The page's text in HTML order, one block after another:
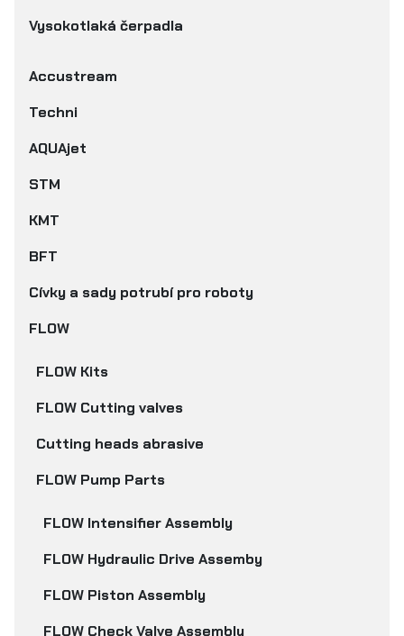
Vysokotlaká čerpadla
Accustream
Techni
AQUAjet
STM
KMT
BFT
Cívky a sady potrubí pro roboty
FLOW
FLOW Kits
FLOW Cutting valves
Cutting heads abrasive
FLOW Pump Parts
FLOW Intensifier Assembly
FLOW Hydraulic Drive Assemby
FLOW Piston Assembly
FLOW Check Valve Assembly